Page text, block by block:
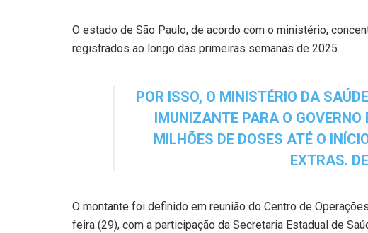
O estado de São Paulo, de acordo com o ministério,
registrados ao longo das primeiras semanas de 2025.
POR ISSO, O MINISTÉRIO DA
IMUNIZANTE PARA O
MILHÕES DE DOSES ATÉ O
EXTRAS.
O montante foi definido em reunião do Centro de
feira (29), com a participação da Secretaria Estadual de